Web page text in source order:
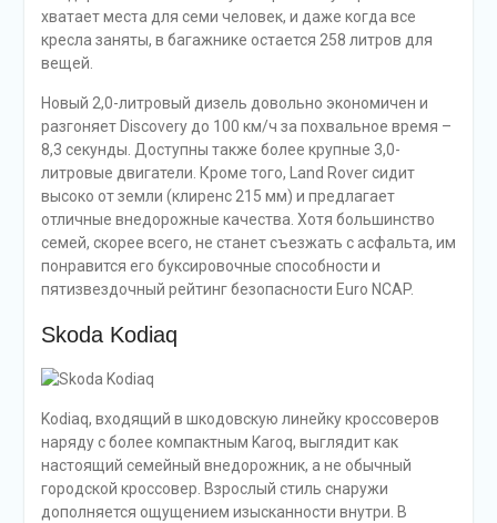
хватает места для семи человек, и даже когда все
кресла заняты, в багажнике остается 258 литров для
вещей.
Новый 2,0-литровый дизель довольно экономичен и
разгоняет Discovery до 100 км/ч за похвальное время –
8,3 секунды. Доступны также более крупные 3,0-
литровые двигатели. Кроме того, Land Rover сидит
высоко от земли (клиренс 215 мм) и предлагает
отличные внедорожные качества. Хотя большинство
семей, скорее всего, не станет съезжать с асфальта, им
понравится его буксировочные способности и
пятизвездочный рейтинг безопасности Euro NCAP.
Skoda Kodiaq
Kodiaq, входящий в шкодовскую линейку кроссоверов
наряду с более компактным Karoq, выглядит как
настоящий семейный внедорожник, а не обычный
городской кроссовер. Взрослый стиль снаружи
дополняется ощущением изысканности внутри. В